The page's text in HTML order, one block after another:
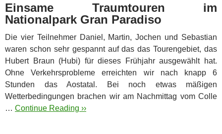
Einsame Traumtouren im
Nationalpark Gran Paradiso
Die vier Teilnehmer Daniel, Martin, Jochen und Sebastian
waren schon sehr gespannt auf das das Tourengebiet, das
Hubert Braun (Hubi) für dieses Frühjahr ausgewählt hat.
Ohne Verkehrsprobleme erreichten wir nach knapp 6
Stunden das Aostatal.
Bei noch etwas mäßigen
Wetterbedingungen brachen wir am Nachmittag vom Colle
… Continue Reading ››